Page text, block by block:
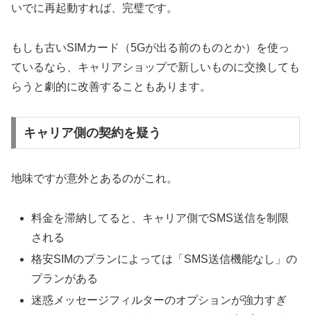
いでに再起動すれば、完璧です。
もしも古いSIMカード（5Gが出る前のものとか）を使っ
ているなら、キャリアショップで新しいものに交換しても
らうと劇的に改善することもあります。
キャリア側の契約を疑う
地味ですが意外とあるのがこれ。
料金を滞納してると、キャリア側でSMS送信を制限
される
格安SIMのプランによっては「SMS送信機能なし」の
プランがある
迷惑メッセージフィルターのオプションが強力すぎ